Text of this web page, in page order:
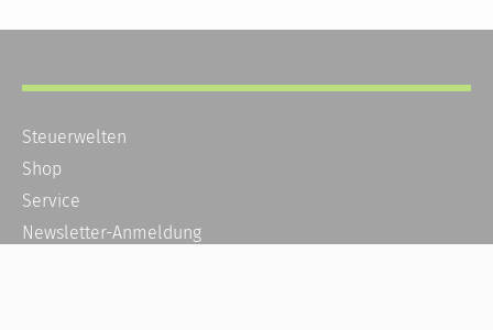
Steuerwelten
Shop
Service
Newsletter-Anmeldung